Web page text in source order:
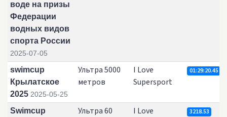
воде на призы
Федерации
водных видов
спорта России
2025-07-05
swimcup
Крылатское
2025 2025-05-25
Ультра 5000
метров
I Love
Supersport
01:29:20.45
Swimcup
Ультра 60
I Love
3218.53